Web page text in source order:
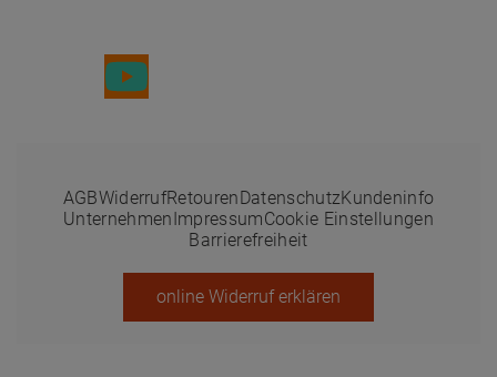
AGBWiderrufRetourenDatenschutzKundeninfo
UnternehmenImpressumCookie Einstellungen
Barrierefreiheit
online Widerruf erklären